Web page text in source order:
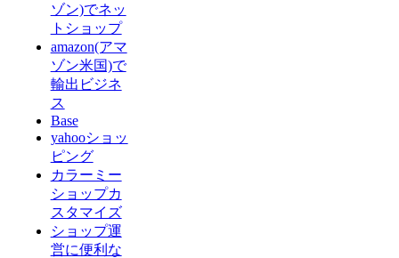
ゾン)でネッ
トショップ
amazon(アマ
ゾン米国)で
輸出ビジネ
ス
Base
yahooショッ
ピング
カラーミー
ショップカ
スタマイズ
ショップ運
営に便利な